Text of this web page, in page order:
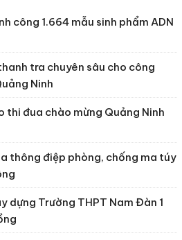
công 1.664 mẫu sinh phẩm ADN
tra chuyên sâu cho công
Ninh
thi đua chào mừng Quảng Ninh
thông điệp phòng, chống ma túy
dựng Trường THPT Nam Đàn 1